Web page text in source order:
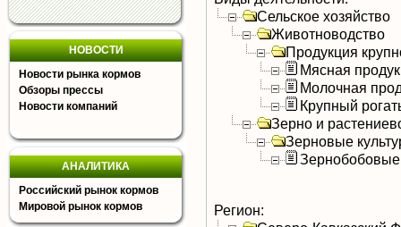
НОВОСТИ
Новости рынка кормов
Обзоры прессы
Новости компаний
АНАЛИТИКА
Российский рынок кормов
Мировой рынок кормов
Сельское хозяйство
Животноводство
Продукция
Мясная
Молочная
Крупный
Зерно и
Зерновые
Зернобобовые
Регион: